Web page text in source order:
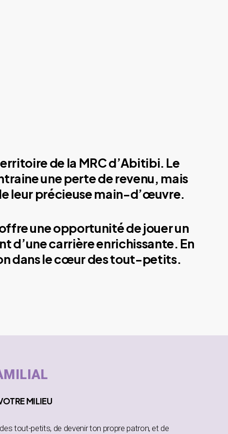
de la MRC d’Abitibi. Le
une perte de revenu, mais
leur précieuse main-d’œuvre.
une opportunité de jouer un
carrière enrichissante. En
dans le cœur des tout-petits.
MILIEU
tout-petits, de devenir ton propre patron, et de